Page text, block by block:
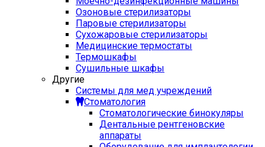
Озоновые стерилизаторы
Паровые стерилизаторы
Сухожаровые стерилизаторы
Медицинские термостаты
Термошкафы
Сушильные шкафы
Другие
Системы для мед учреждений
Стоматология
Стоматологические бинокуляры
Дентальные рентгеновские
аппараты